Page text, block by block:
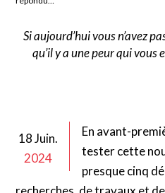
Si aujourd’hui vous n’avez
qu’il y a une peur qui vous
18 Juin.
2024
En avant-
tester cette
presque cinq